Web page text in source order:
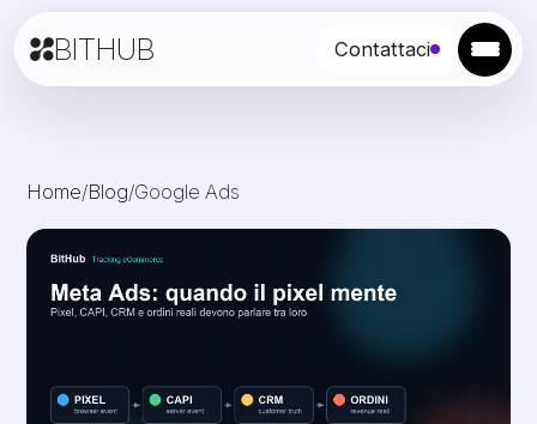
BITHUB Contattaci
Home/Blog/Google Ads